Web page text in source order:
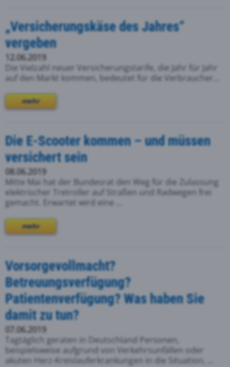
„Versicherungskäse des Jahres“
vergeben
12.06.2019
Die Vielzahl neuer Versicherungstarife, die Jahr für Jahr
auf den Markt kommen, bedeutet für die Verbraucher...
mehr
Die E-Scooter kommen – und müssen
versichert sein
08.06.2019
Mitte Mai hat der Bundesrat den Weg für die Zulassung
elektrischer Tretroller auf Straßen und Radwegen frei
gemacht. Erwartet wird eine ...
mehr
Vorsorgevollmacht?
Betreuungsverfügung?
Patientenverfügung? Was haben Sie
damit zu tun?
07.06.2019
Tagtäglich geraten in Deutschland Personen,
beispielsweise aufgrund von Verkehrsunfällen oder
akuten Herz-Kreislauferkrankungen in die Situation, ...